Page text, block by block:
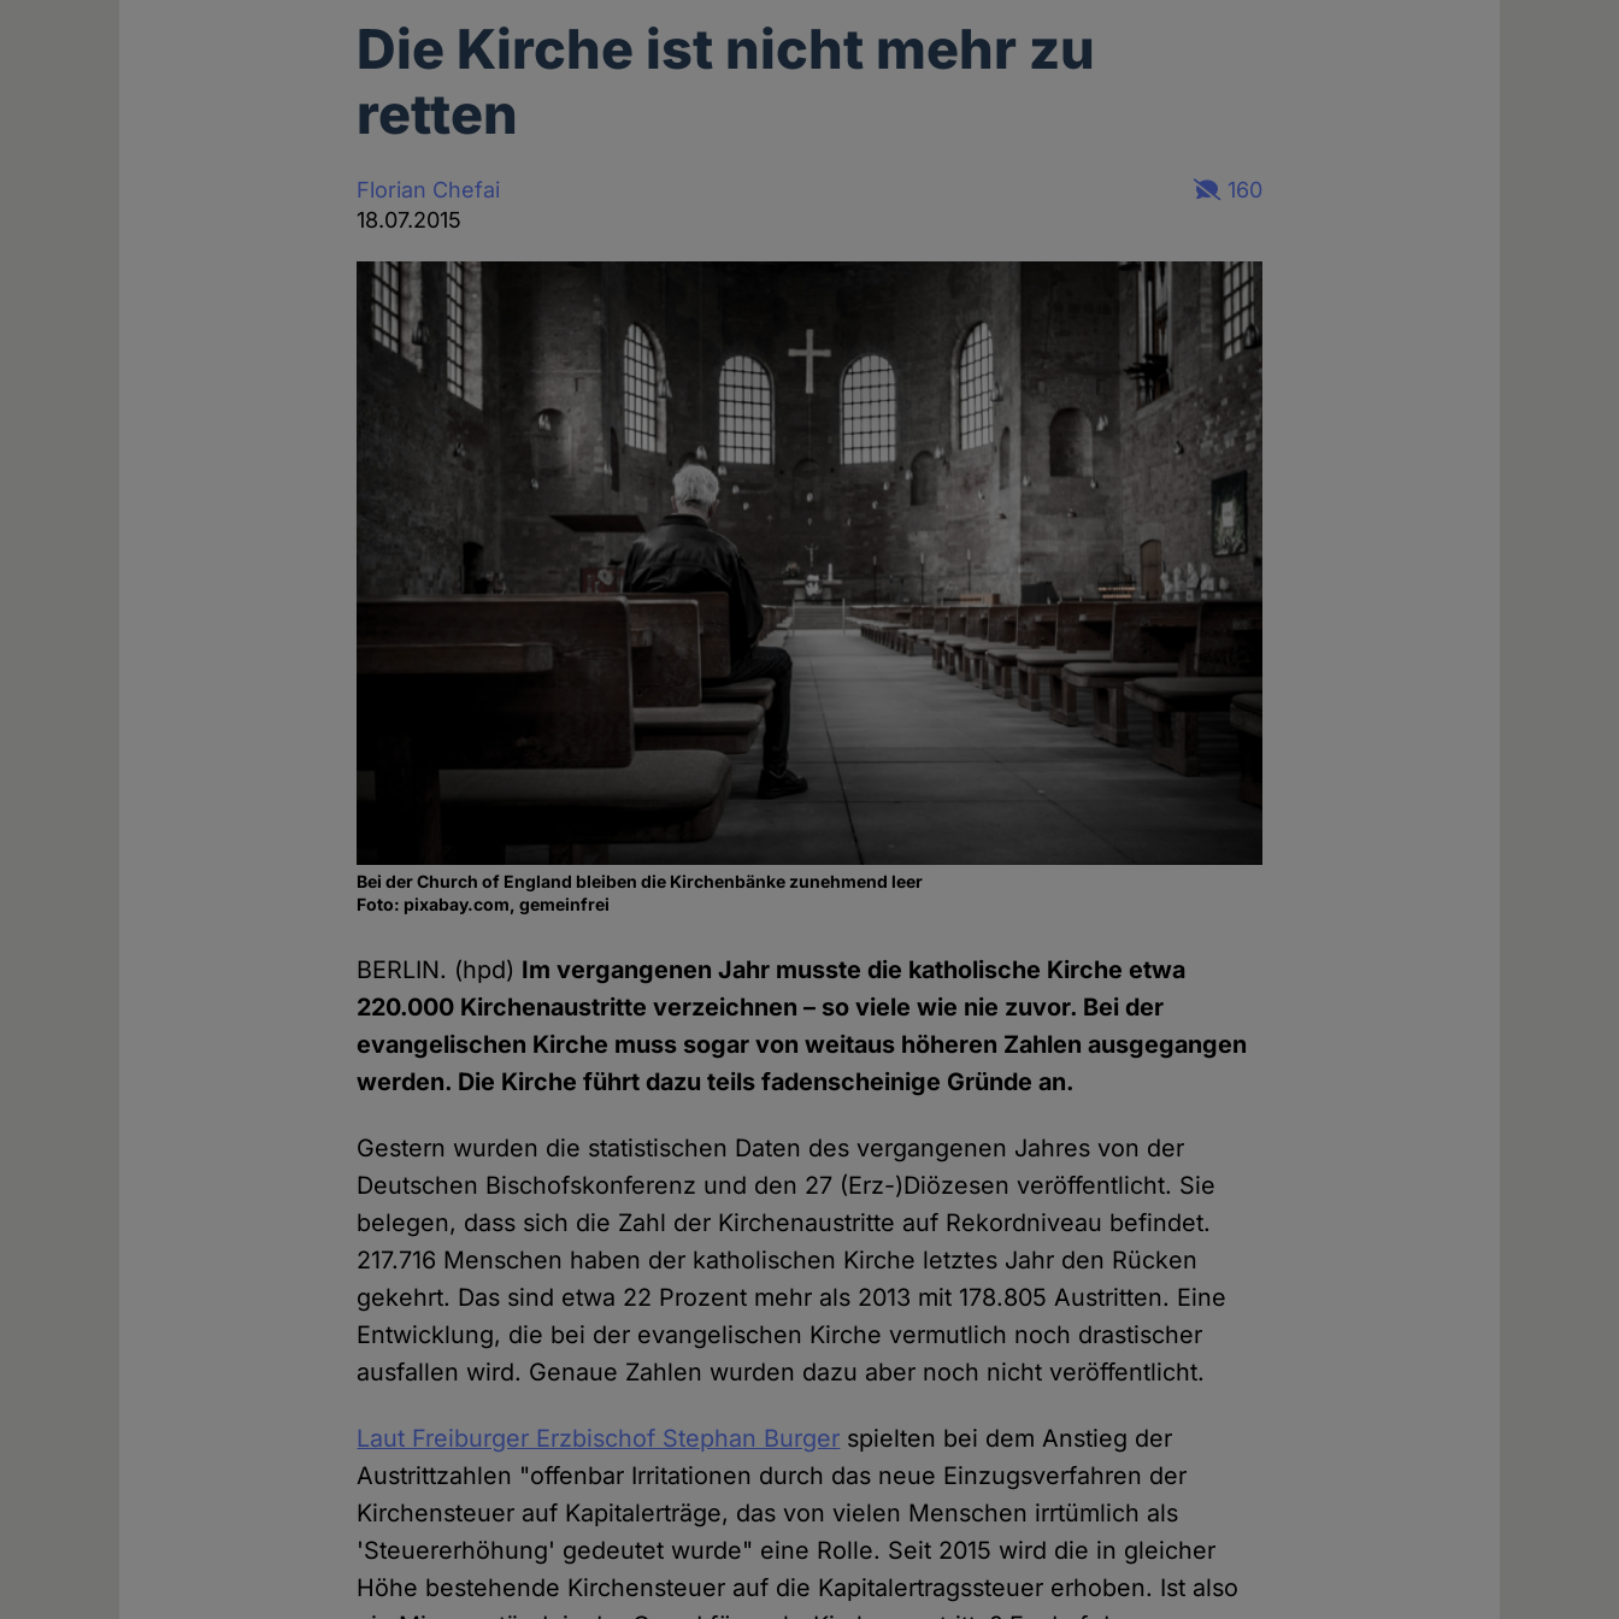
Die Kirche ist nicht mehr zu
retten
Florian Chefai
18.07.2015
160
Bei der Church of England bleiben die Kirchenbänke zunehmend leer
Foto: pixabay.com, gemeinfrei
BERLIN. (hpd) Im vergangenen Jahr musste die katholische Kirche etwa
220.000 Kirchenaustritte verzeichnen – so viele wie nie zuvor. Bei der
evangelischen Kirche muss sogar von weitaus höheren Zahlen ausgegangen
werden. Die Kirche führt dazu teils fadenscheinige Gründe an.
Gestern wurden die statistischen Daten des vergangenen Jahres von der
Deutschen Bischofskonferenz und den 27 (Erz-)Diözesen veröffentlicht. Sie
belegen, dass sich die Zahl der Kirchenaustritte auf Rekordniveau befindet.
217.716 Menschen haben der katholischen Kirche letztes Jahr den Rücken
gekehrt. Das sind etwa 22 Prozent mehr als 2013 mit 178.805 Austritten. Eine
Entwicklung, die bei der evangelischen Kirche vermutlich noch drastischer
ausfallen wird. Genaue Zahlen wurden dazu aber noch nicht veröffentlicht.
Laut Freiburger Erzbischof Stephan Burger spielten bei dem Anstieg der
Austrittzahlen "offenbar Irritationen durch das neue Einzugsverfahren der
Kirchensteuer auf Kapitalerträge, das von vielen Menschen irrtümlich als
'Steuererhöhung' gedeutet wurde" eine Rolle. Seit 2015 wird die in gleicher
Höhe bestehende Kirchensteuer auf die Kapitalertragssteuer erhoben. Ist also